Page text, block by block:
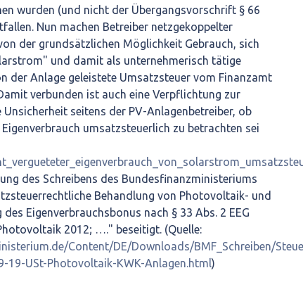
wurden (und nicht der Übergangsvorschrift § 66
Nun machen Betreiber netzgekoppelter
der grundsätzlichen Möglichkeit Gebrauch, sich
und damit als unternehmerisch tätige
der Anlage geleistete Umsatzsteuer vom Finanzamt
verbunden ist auch eine Verpflichtung zur
seitens der PV-Anlagenbetreiber, ob
umsatzsteuerlich zu betrachten sei
des Schreibens des Bundesfinanzministeriums
Behandlung von Photovoltaik- und
Eigenverbrauchsbonus nach § 33 Abs. 2 EEG
2012; …." beseitigt. (Quelle:
Content/DE/Downloads/BMF_Schreiben/
19-USt-Photovoltaik-KWK-Anlagen.html)